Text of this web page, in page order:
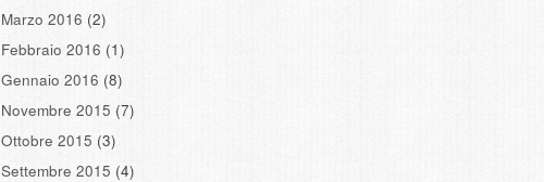
Marzo 2016 (2)
Febbraio 2016 (1)
Gennaio 2016 (8)
Novembre 2015 (7)
Ottobre 2015 (3)
Settembre 2015 (4)